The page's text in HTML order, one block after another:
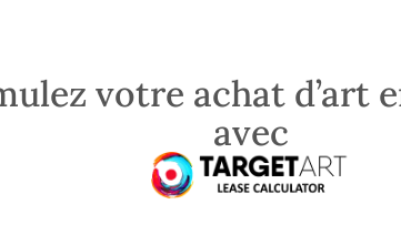
votre achat d’art
avec